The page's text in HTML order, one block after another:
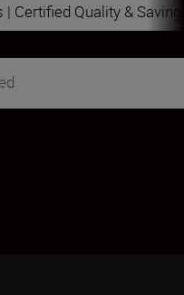
Certified Quality &